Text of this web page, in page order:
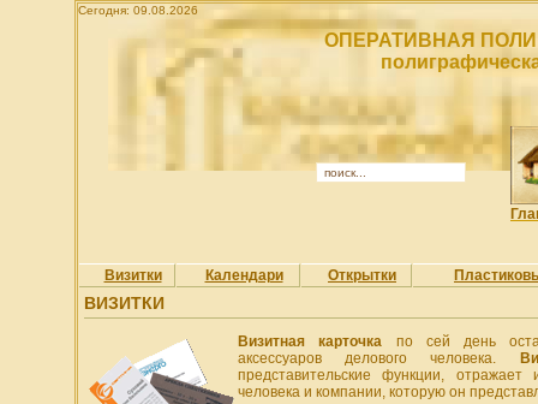
Сегодня: 09.08.2026
ОПЕРАТИВНАЯ
Визитки Календари Открытки
ВИЗИТКИ
Визитная карточка по сей день
аксессуаров делового человека.
представительские функции, отражает
человека и компании, которую он